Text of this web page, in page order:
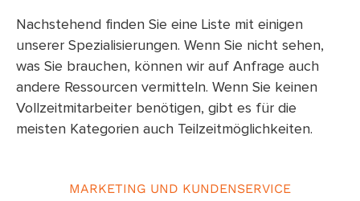
Nachstehend finden Sie eine Liste mit einigen
unserer Spezialisierungen. Wenn Sie nicht sehen,
was Sie brauchen, können wir auf Anfrage auch
andere Ressourcen vermitteln. Wenn Sie keinen
Vollzeitmitarbeiter benötigen, gibt es für die
meisten Kategorien auch Teilzeitmöglichkeiten.
MARKETING UND KUNDENSERVICE